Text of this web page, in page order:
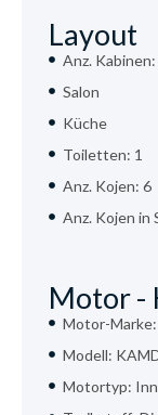
Layout
Anz. Kabinen:
Salon
Küche
Toiletten: 1
Anz. Kojen: 6
Anz. Kojen in
Motor -
Motor-
Modell:
Motortyp: